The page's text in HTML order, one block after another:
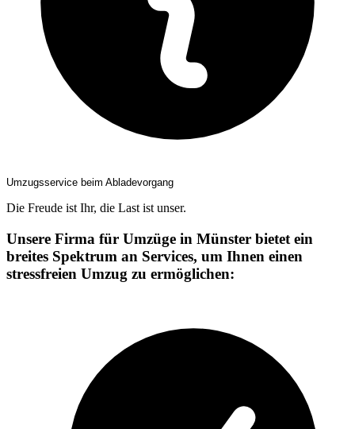
Umzugsservice beim Abladevorgang
Die Freude ist Ihr, die Last ist unser.
Unsere Firma für Umzüge in Münster bietet ein
breites Spektrum an Services, um Ihnen einen
stressfreien Umzug zu ermöglichen: